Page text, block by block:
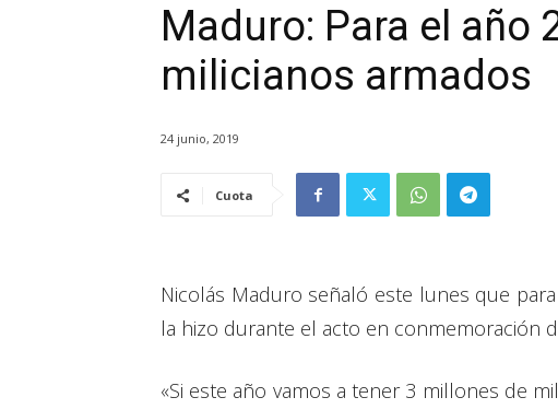
Maduro: Para el año
milicianos armados
24 junio, 2019
Cuota
Nicolás Maduro señaló este lunes que
la hizo durante el acto en conmemoración
«Si este año vamos a tener 3 millones de